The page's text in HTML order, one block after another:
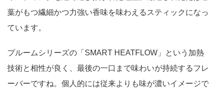
葉がもつ繊細かつ力強い香味を味わえるスティックになっ
ています。
プルームシリーズの「SMART HEATFLOW」という加熱
技術と相性が良く、最後の一口まで味わいが持続するフレ
ーバーですね。個人的には従来よりも味が濃いイメージで